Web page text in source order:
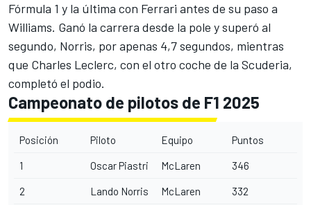
Fórmula 1 y la última con Ferrari antes de su paso a
Williams. Ganó la carrera desde la pole y superó al
segundo, Norris, por apenas 4,7 segundos, mientras
que Charles Leclerc, con el otro coche de la Scuderia,
completó el podio.
Campeonato de pilotos de F1 2025
Posición Piloto Equipo Puntos
1 Oscar Piastri McLaren 346
2 Lando Norris McLaren 332